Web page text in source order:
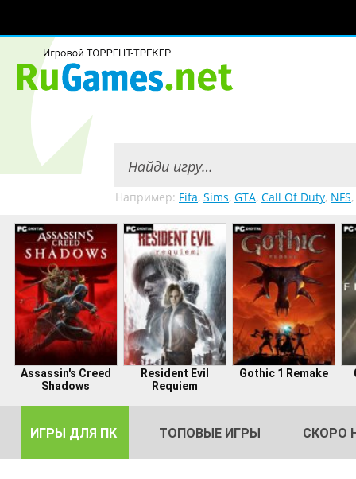
Например: Fifa, Sims, GTA, Call Of Duty, NFS,
Assassin's Creed
Shadows
Resident Evil
Requiem
Gothic 1 Remake
ИГРЫ ДЛЯ ПК ТОПОВЫЕ ИГРЫ СКОРО